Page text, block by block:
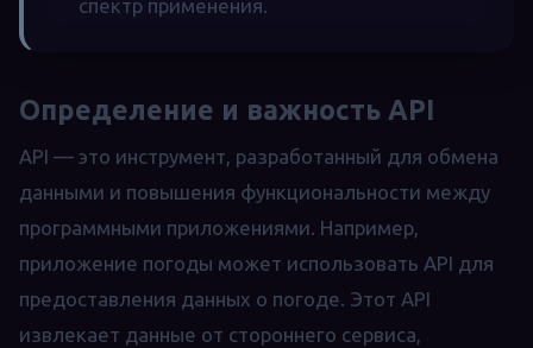
спектр применения.
Определение и важность API
API — это инструмент, разработанный для обмена
данными и повышения функциональности между
программными приложениями. Например,
приложение погоды может использовать API для
предоставления данных о погоде. Этот API
извлекает данные от стороннего сервиса,